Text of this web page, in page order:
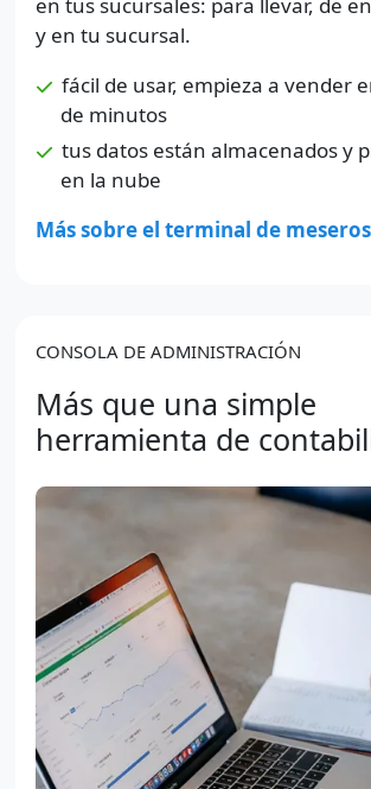
en tus sucursales: para llevar, de
y en tu sucursal.
fácil de usar, empieza a vender
de minutos
tus datos están almacenados y
en la nube
Más sobre el terminal de
CONSOLA DE ADMINISTRACIÓN
Más que una simple
herramienta de